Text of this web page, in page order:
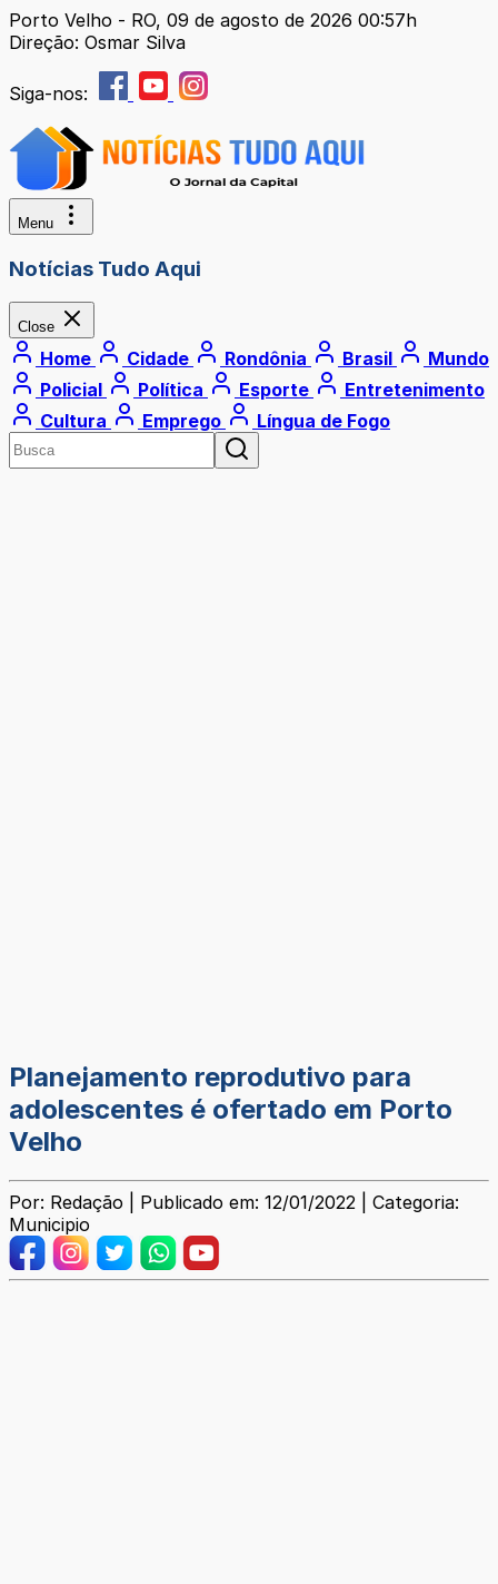
Porto Velho - RO, 09 de agosto de 2026 00:57h
Direção: Osmar Silva
Siga-nos:
Menu
Notícias Tudo Aqui
Close
Home Cidade Rondônia Brasil
Mundo
Policial
Política Esporte
Entretenimento
Cultura
Emprego Língua de Fogo
Planejamento reprodutivo para
adolescentes é ofertado em Porto
Velho
Por: Redação | Publicado em: 12/01/2022 | Categoria:
Municipio